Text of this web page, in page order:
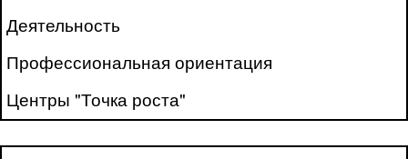
Деятельность
Профессиональная ориентация
Центры "Точка роста"